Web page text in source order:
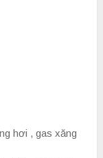
hơi , gas xăng